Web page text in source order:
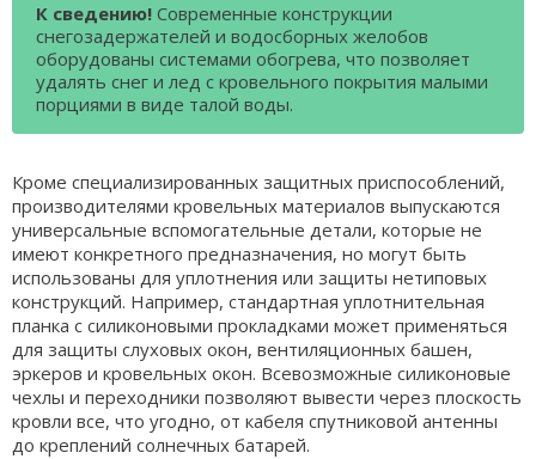
К сведению! Современные конструкции
снегозадержателей и водосборных желобов
оборудованы системами обогрева, что позволяет
удалять снег и лед с кровельного покрытия малыми
порциями в виде талой воды.
Кроме специализированных защитных приспособлений,
производителями кровельных материалов выпускаются
универсальные вспомогательные детали, которые не
имеют конкретного предназначения, но могут быть
использованы для уплотнения или защиты нетиповых
конструкций. Например, стандартная уплотнительная
планка с силиконовыми прокладками может применяться
для защиты слуховых окон, вентиляционных башен,
эркеров и кровельных окон. Всевозможные силиконовые
чехлы и переходники позволяют вывести через плоскость
кровли все, что угодно, от кабеля спутниковой антенны
до креплений солнечных батарей.